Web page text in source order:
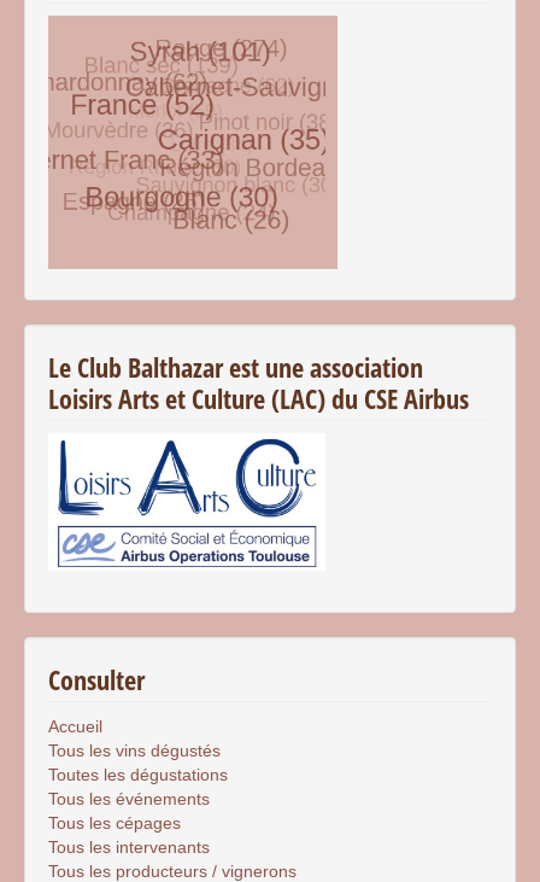
Le Club Balthazar est une association
Loisirs Arts et Culture (LAC) du CSE Airbus
Consulter
Accueil
Tous les vins dégustés
Toutes les dégustations
Tous les événements
Tous les cépages
Tous les intervenants
Tous les producteurs / vignerons